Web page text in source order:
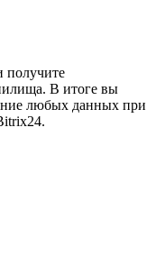
получите
В итоге вы
любых данных при